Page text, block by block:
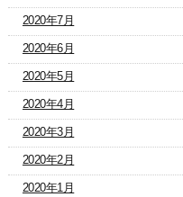
2020年7月
2020年6月
2020年5月
2020年4月
2020年3月
2020年2月
2020年1月